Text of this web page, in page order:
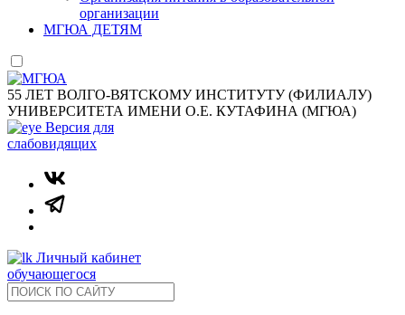
организации
МГЮА ДЕТЯМ
55 ЛЕТ ВОЛГО-ВЯТСКОМУ ИНСТИТУТУ (ФИЛИАЛУ)
УНИВЕРСИТЕТА ИМЕНИ О.Е. КУТАФИНА (МГЮА)
Версия для
слабовидящих
Личный кабинет
обучающегося